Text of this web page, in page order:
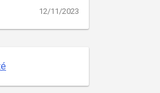
12/11/2023